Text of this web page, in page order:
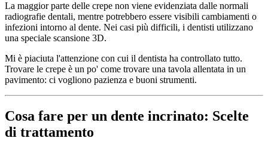
La maggior parte delle crepe non viene evidenziata dalle normali
radiografie dentali, mentre potrebbero essere visibili cambiamenti o
infezioni intorno al dente. Nei casi più difficili, i dentisti utilizzano
una speciale scansione 3D.
Mi è piaciuta l'attenzione con cui il dentista ha controllato tutto.
Trovare le crepe è un po' come trovare una tavola allentata in un
pavimento: ci vogliono pazienza e buoni strumenti.
Cosa fare per un dente incrinato: Scelte
di trattamento